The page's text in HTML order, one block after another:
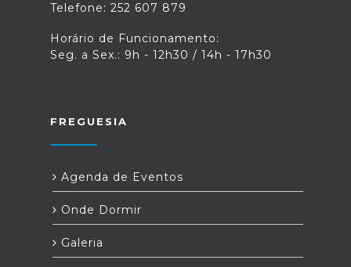
Telefone: 252 607 879
Horário de Funcionamento:
Seg. a Sex.: 9h - 12h30 / 14h - 17h30
FREGUESIA
Agenda de Eventos
Onde Dormir
Galeria